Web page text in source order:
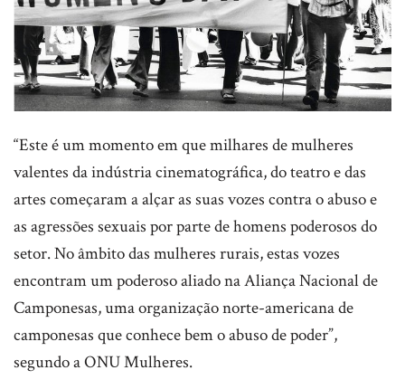
“Este é um momento em que milhares de mulheres
valentes da indústria cinematográfica, do teatro e das
artes começaram a alçar as suas vozes contra o abuso e
as agressões sexuais por parte de homens poderosos do
setor. No âmbito das mulheres rurais, estas vozes
encontram um poderoso aliado na Aliança Nacional de
Camponesas, uma organização norte-americana de
camponesas que conhece bem o abuso de poder”,
segundo a ONU Mulheres.